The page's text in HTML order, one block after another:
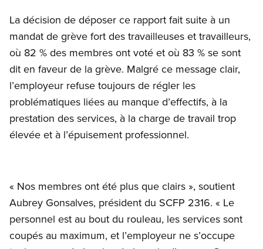
La décision de déposer ce rapport fait suite à un
mandat de grève fort des travailleuses et travailleurs,
où 82 % des membres ont voté et où 83 % se sont
dit en faveur de la grève. Malgré ce message clair,
l’employeur refuse toujours de régler les
problématiques liées au manque d’effectifs, à la
prestation des services, à la charge de travail trop
élevée et à l’épuisement professionnel.
« Nos membres ont été plus que clairs », soutient
Aubrey Gonsalves, président du SCFP 2316. « Le
personnel est au bout du rouleau, les services sont
coupés au maximum, et l’employeur ne s’occupe